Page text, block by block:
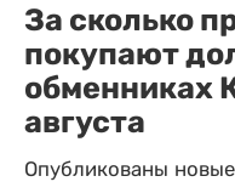
За сколько
покупают
обменниках
августа
Опубликованы